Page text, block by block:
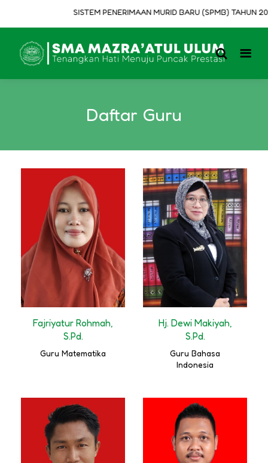
SISTEM PENERIMAAN MURID BARU (SPMB) TAHUN
Daftar Guru
Fajriyatur Rohmah,
S.Pd.
Guru Matematika
Hj. Dewi Makiyah,
S.Pd.
Guru Bahasa
Indonesia